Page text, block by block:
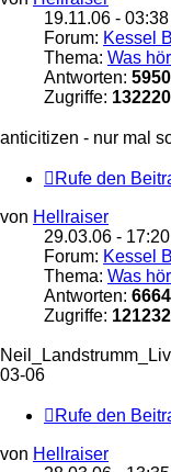
19.11.06 - 03:38
Forum: Kessel
Thema: Was
Antworten: 5950
Zugriffe:
anticitizen - nur mal
Rufe den
von Hellraiser
29.03.06 - 17:20
Forum: Kessel
Thema: Was
Antworten: 6664
Zugriffe:
03-06
Rufe den
von Hellraiser